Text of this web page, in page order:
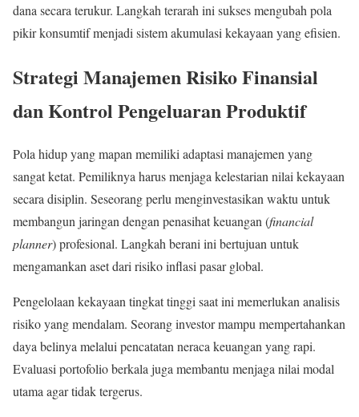
dana secara terukur. Langkah terarah ini sukses mengubah pola
pikir konsumtif menjadi sistem akumulasi kekayaan yang efisien.
Strategi Manajemen Risiko Finansial
dan Kontrol Pengeluaran Produktif
Pola hidup yang mapan memiliki adaptasi manajemen yang
sangat ketat. Pemiliknya harus menjaga kelestarian nilai kekayaan
secara disiplin. Seseorang perlu menginvestasikan waktu untuk
membangun jaringan dengan penasihat keuangan (financial
planner) profesional. Langkah berani ini bertujuan untuk
mengamankan aset dari risiko inflasi pasar global.
Pengelolaan kekayaan tingkat tinggi saat ini memerlukan analisis
risiko yang mendalam. Seorang investor mampu mempertahankan
daya belinya melalui pencatatan neraca keuangan yang rapi.
Evaluasi portofolio berkala juga membantu menjaga nilai modal
utama agar tidak tergerus.